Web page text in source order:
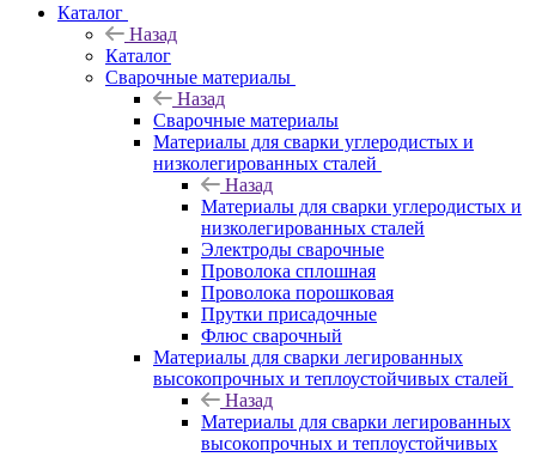
Каталог
Назад
Каталог
Сварочные материалы
Назад
Сварочные материалы
Материалы для сварки углеродистых и
низколегированных сталей
Назад
Материалы для сварки углеродистых и
низколегированных сталей
Электроды сварочные
Проволока сплошная
Проволока порошковая
Прутки присадочные
Флюс сварочный
Материалы для сварки легированных
высокопрочных и теплоустойчивых сталей
Назад
Материалы для сварки легированных
высокопрочных и теплоустойчивых